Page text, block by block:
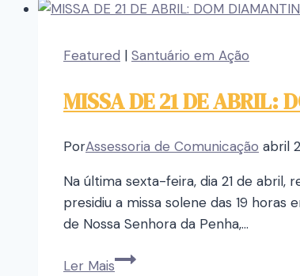
Featured | Santuário em Ação
MISSA DE 21 DE ABRIL:
PorAssessoria de Comunicação abril
Na última sexta-feira, dia 21 de abril,
presidiu a missa solene das 19
de Nossa Senhora da Penha,…
Ler Mais